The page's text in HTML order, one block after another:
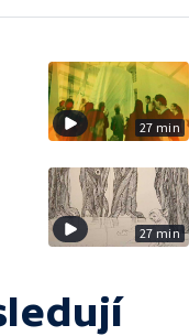
27 min
27 min